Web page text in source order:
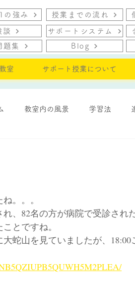
の強み 授業までの流れ
談
題集
サポートシステム
Blog
室 サポート授業について
教室内の風景 学習法
。。。
、82名の方が病院で受診され
とですね。
蛇山を見ていましたが、18:00